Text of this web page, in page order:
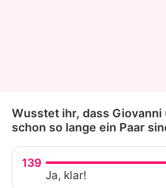
Wusstet ihr, dass Giovanni
schon so lange ein Paar
139
Ja, klar!